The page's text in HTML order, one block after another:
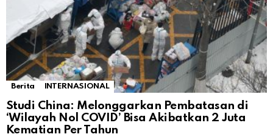
Berita INTERNASIONAL
Studi China: Melonggarkan Pembatasan di
‘Wilayah Nol COVID’ Bisa Akibatkan 2 Juta
Kematian Per Tahun